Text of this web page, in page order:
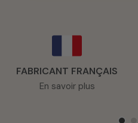
FABRICANT FRANÇAIS
En savoir plus